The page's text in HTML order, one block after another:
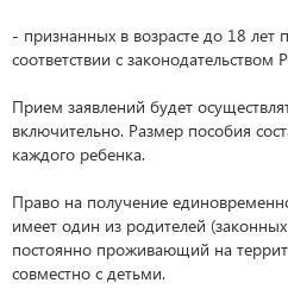
- признанных в возрасте до 18
соответствии с
Прием заявлений будет
включительно. Размер пособия
каждого ребенка.
Право на получение
имеет один из родителей
постоянно проживающий на
совместно с детьми.